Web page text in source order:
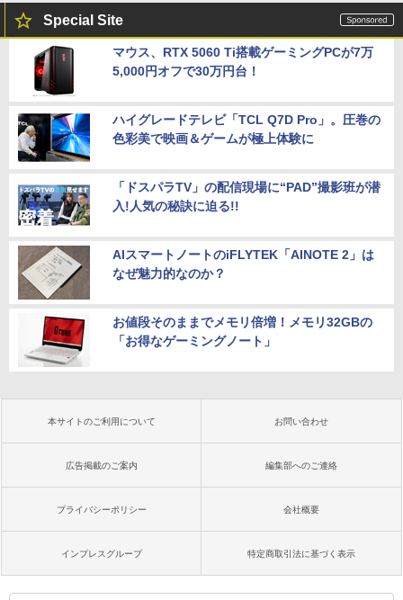
Special Site
マウス、RTX 5060 Ti搭載ゲーミングPCが7万
5,000円オフで30万円台！
ハイグレードテレビ「TCL Q7D Pro」。圧巻の
色彩美で映画＆ゲームが極上体験に
「ドスパラTV」の配信現場に“PAD”撮影班が潜
入!人気の秘訣に迫る!!
AIスマートノートのiFLYTEK「AINOTE 2」は
なぜ魅力的なのか？
お値段そのままでメモリ倍増！メモリ32GBの
「お得なゲーミングノート」
本サイトのご利用について お問い合わせ
広告掲載のご案内 編集部へのご連絡
プライバシーポリシー 会社概要
インプレスグループ 特定商取引法に基づく表示